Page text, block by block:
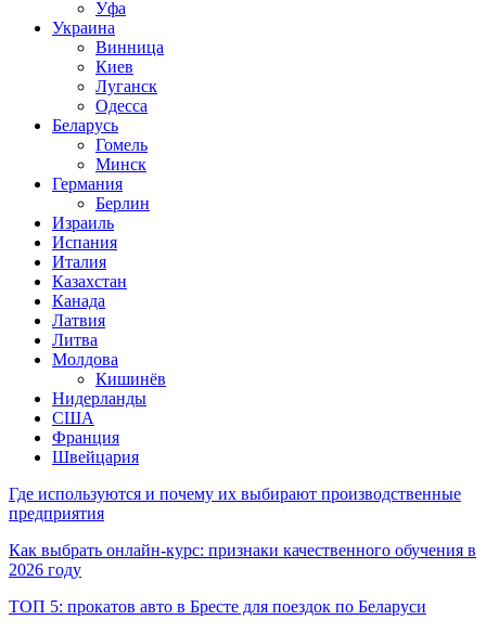
Уфа
Украина
Винница
Киев
Луганск
Одесса
Беларусь
Гомель
Минск
Германия
Берлин
Израиль
Испания
Италия
Казахстан
Канада
Латвия
Литва
Молдова
Кишинёв
Нидерланды
США
Франция
Швейцария
Где используются и почему их выбирают производственные
предприятия
Как выбрать онлайн-курс: признаки качественного обучения в
2026 году
ТОП 5: прокатов авто в Бресте для поездок по Беларуси